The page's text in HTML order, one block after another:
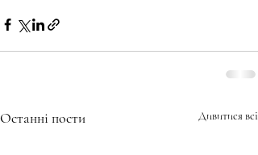
Останні пости Дивитися всі